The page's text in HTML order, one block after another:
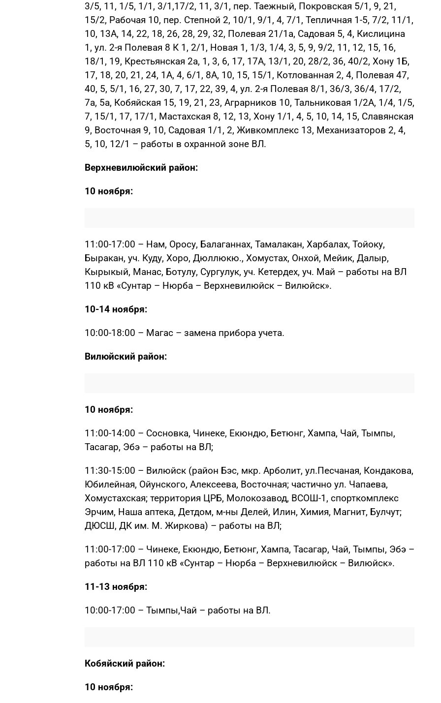
3/5, 11, 1/5, 1/1, 3/1,17/2, 11, 3/1, пер. Таежный, Покровская 5/1, 9, 21,
15/2, Рабочая 10, пер. Степной 2, 10/1, 9/1, 4, 7/1, Тепличная 1-5, 7/2, 11/1,
10, 13А, 14, 22, 18, 26, 28, 29, 32, Полевая 21/1а, Садовая 5, 4, Кислицина
1, ул. 2-я Полевая 8 К 1, 2/1, Новая 1, 1/3, 1/4, 3, 5, 9, 9/2, 11, 12, 15, 16,
18/1, 19, Крестьянская 2а, 1, 3, 6, 17, 17А, 13/1, 20, 28/2, 36, 40/2, Хону 1Б,
17, 18, 20, 21, 24, 1А, 4, 6/1, 8А, 10, 15, 15/1, Котлованная 2, 4, Полевая 47,
40, 5, 5/1, 16, 27, 30, 7, 17, 22, 39, 4, ул. 2-я Полевая 8/1, 36/3, 36/4, 17/2,
7а, 5а, Кобяйская 15, 19, 21, 23, Аграрников 10, Тальниковая 1/2А, 1/4, 1/5,
7, 15/1, 17, 17/1, Мастахская 8, 12, 13, Хону 1/1, 4, 5, 10, 14, 15, Славянская
9, Восточная 9, 10, Садовая 1/1, 2, Живкомплекс 13, Механизаторов 2, 4,
5, 10, 12/1 – работы в охранной зоне ВЛ.
Верхневилюйский район:
10 ноября:
11:00-17:00 – Нам, Оросу, Балаганнах, Тамалакан, Харбалах, Тойоку,
Быракан, уч. Куду, Хоро, Дюллюкю., Хомустах, Онхой, Мейик, Далыр,
Кырыкый, Манас, Ботулу, Сургулук, уч. Кетердех, уч. Май – работы на ВЛ
110 кВ «Сунтар – Нюрба – Верхневилюйск – Вилюйск».
10-14 ноября:
10:00-18:00 – Магас – замена прибора учета.
Вилюйский район:
10 ноября:
11:00-14:00 – Сосновка, Чинеке, Екюндю, Бетюнг, Хампа, Чай, Тымпы,
Тасагар, Эбэ – работы на ВЛ;
11:30-15:00 – Вилюйск (район Бэс, мкр. Арболит, ул.Песчаная, Кондакова,
Юбилейная, Ойунского, Алексеева, Восточная; частично ул. Чапаева,
Хомустахская; территория ЦРБ, Молокозавод, ВСОШ-1, спорткомплекс
Эрчим, Наша аптека, Детдом, м-ны Делей, Илин, Химия, Магнит, Булчут;
ДЮСШ, ДК им. М. Жиркова) – работы на ВЛ;
11:00-17:00 – Чинеке, Екюндю, Бетюнг, Хампа, Тасагар, Чай, Тымпы, Эбэ –
работы на ВЛ 110 кВ «Сунтар – Нюрба – Верхневилюйск – Вилюйск».
11-13 ноября:
10:00-17:00 – Тымпы,Чай – работы на ВЛ.
Кобяйский район:
10 ноября: